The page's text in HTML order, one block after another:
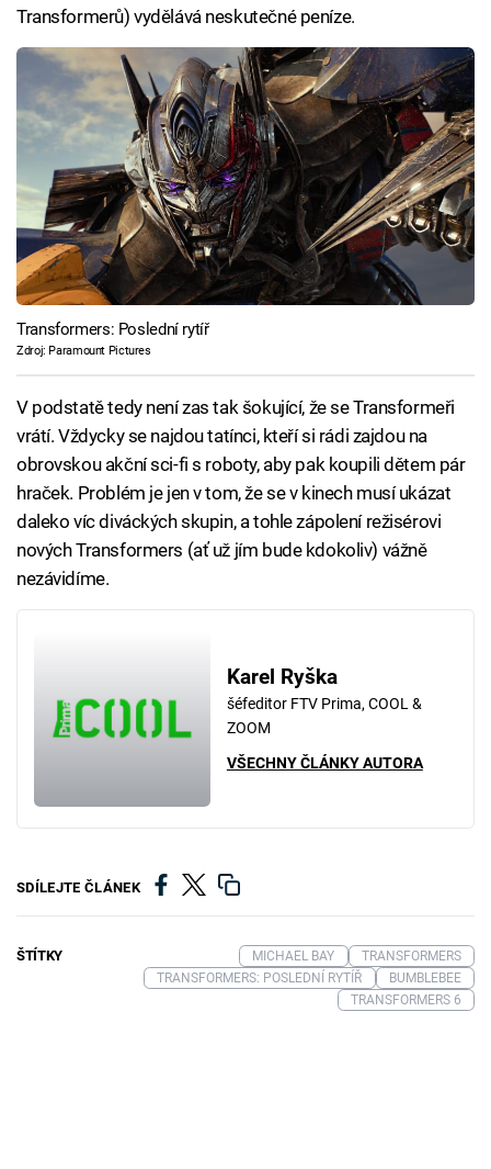
Transformerů) vydělává neskutečné peníze.
Transformers: Poslední rytíř
Zdroj: Paramount Pictures
V podstatě tedy není zas tak šokující, že se Transformeři
vrátí. Vždycky se najdou tatínci, kteří si rádi zajdou na
obrovskou akční sci-fi s roboty, aby pak koupili dětem pár
hraček. Problém je jen v tom, že se v kinech musí ukázat
daleko víc diváckých skupin, a tohle zápolení režisérovi
nových Transformers (ať už jím bude kdokoliv) vážně
nezávidíme.
Karel Ryška
šéfeditor FTV Prima, COOL &
ZOOM
VŠECHNY ČLÁNKY AUTORA
SDÍLEJTE ČLÁNEK
ŠTÍTKY MICHAEL BAY
TRANSFORMERS
TRANSFORMERS: POSLEDNÍ RYTÍŘ
BUMBLEBEE
TRANSFORMERS 6